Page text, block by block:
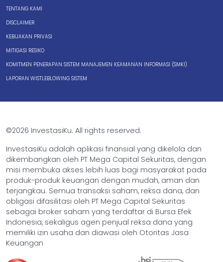
TENTANG KAMI
DISCLAIMER
KEBIJAKAN PRIVASI
MITIGASI RESIKO
KOMITMEN PENERAPAN SISTEM MANAJEMEN KEAMANAN INFORMASI (SMKI)
LAPORAN WISTLEBLOWING SISTEM
©2026 InvestasiKu. All rights reserved.
InvestasiKu adalah aplikasi finansial yang dikelola dan
dikembangkan oleh PT Mega Capital Sekuritas, dengan
misi membuka akses lebih luas bagi masyarakat pada
produk-produk keuangan dengan mudah, aman dan
terjangkau. Semua transaksi saham, reksa dana, dan
obligasi difasilitasi oleh PT Mega Capital Sekuritas
sebagai broker saham yang terdaftar di Bursa Efek
Indonesia, sekaligus agen penjual reksa dana yang
memiliki izin usaha dan diawasi oleh Otoritas Jasa
Keuangan